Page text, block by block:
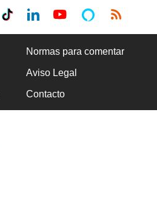
Normas para comentar
Aviso Legal
Contacto